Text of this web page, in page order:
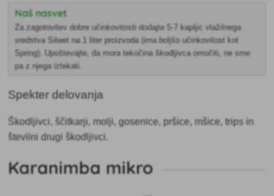
Naš nasvet
Za zagotovitev dobre učinkovitosti dodajte 5-7 kapljic vlažilnega
sredstva Silwet na 1 liter proizvoda (ima boljšo učinkovitost kot
Spring). Upoštevajte, da mora tekočina škodljivca omočiti, ne sme
pa z njega iztekati.
Spekter delovanja
Škodljivci, ščitkarji, molji, gosenice, pršice, mšice, trips in
številni drugi škodljivci.
Karanimba mikro